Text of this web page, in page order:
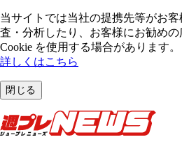
当サイトでは当社の提携先等がお
査・分析したり、お客様にお勧め
Cookie を使⽤する場合があります。
詳しくはこちら
閉じる